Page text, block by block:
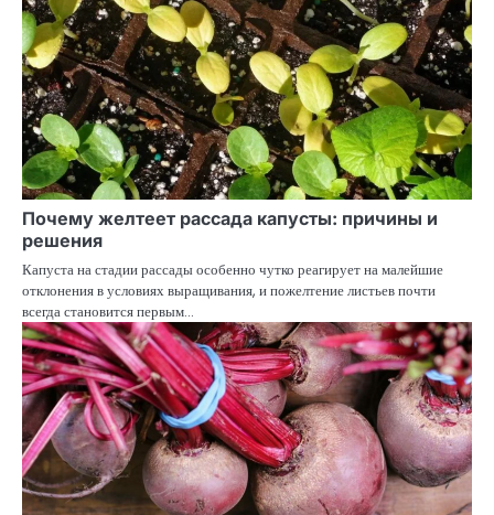
Почему желтеет рассада капусты: причины и
решения
Капуста на стадии рассады особенно чутко реагирует на малейшие
отклонения в условиях выращивания, и пожелтение листьев почти
всегда становится первым…